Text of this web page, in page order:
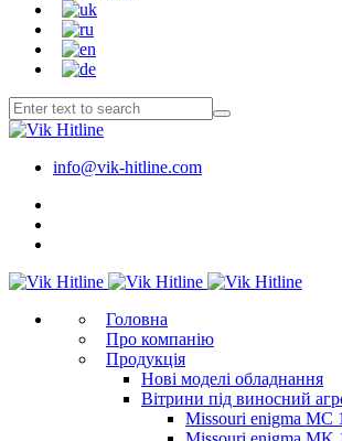
info@vik-hitline.com
Головна
Про компанію
Продукція
Нові моделі обладнання
Вітрини під виносний
Missouri enigma MC